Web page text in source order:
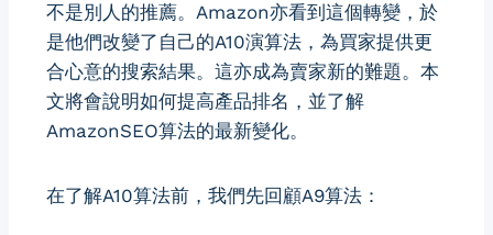
不是別人的推薦。Amazon亦看到這個轉變，於
是他們改變了自己的A10演算法，為買家提供更
合心意的搜索結果。這亦成為賣家新的難題。本
文將會說明如何提高產品排名，並了解
AmazonSEO算法的最新變化。
在了解A10算法前，我們先回顧A9算法：